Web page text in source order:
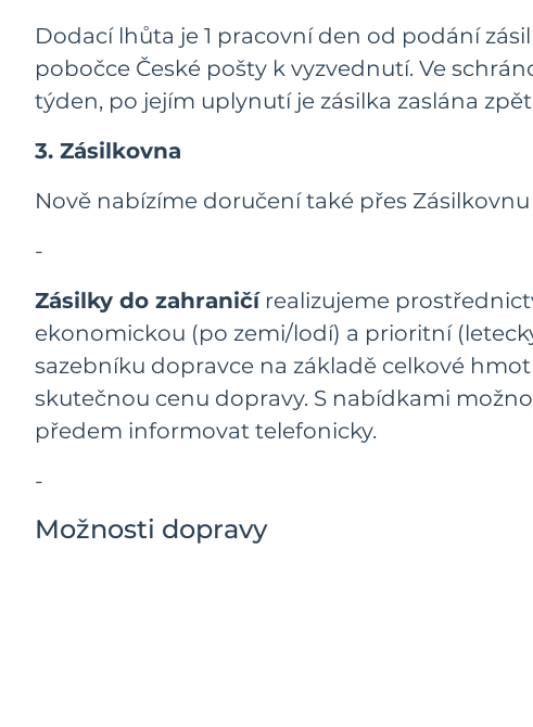
Dodací lhůta je 1 pracovní den od podání
pobočce České pošty k vyzvednutí. Ve
týden, po jejím uplynutí je zásilka zaslána
3. Zásilkovna
Nově nabízíme doručení také přes
-
Zásilky do zahraničírealizujeme
ekonomickou (po zemi/lodí) a prioritní
sazebníku dopravce na základě celkové
skutečnou cenu dopravy. S nabídkami
předem informovat telefonicky.
-
Možnosti dopravy